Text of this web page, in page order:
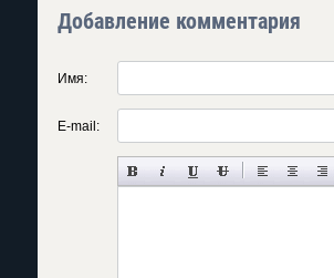
Добавление комментария
Имя:
E-mail: